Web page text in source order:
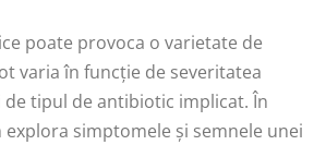
poate provoca o varietate de
varia în funcție de severitatea
de tipul de antibiotic implicat. În
simptomele și semnele unei